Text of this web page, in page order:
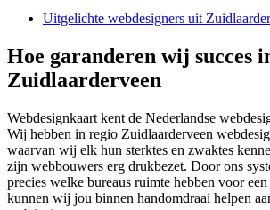
Uitgelichte webdesigners uit
Hoe garanderen wij succes
Zuidlaarderveen
Webdesignkaart kent de Nederlandse
Wij hebben in regio Zuidlaarderveen
waarvan wij elk hun sterktes en zwaktes
zijn webbouwers erg drukbezet. Door ons
precies welke bureaus ruimte hebben voor
kunnen wij jou binnen handomdraai helpen